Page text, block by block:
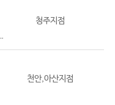
청주지점
천안,아산지점